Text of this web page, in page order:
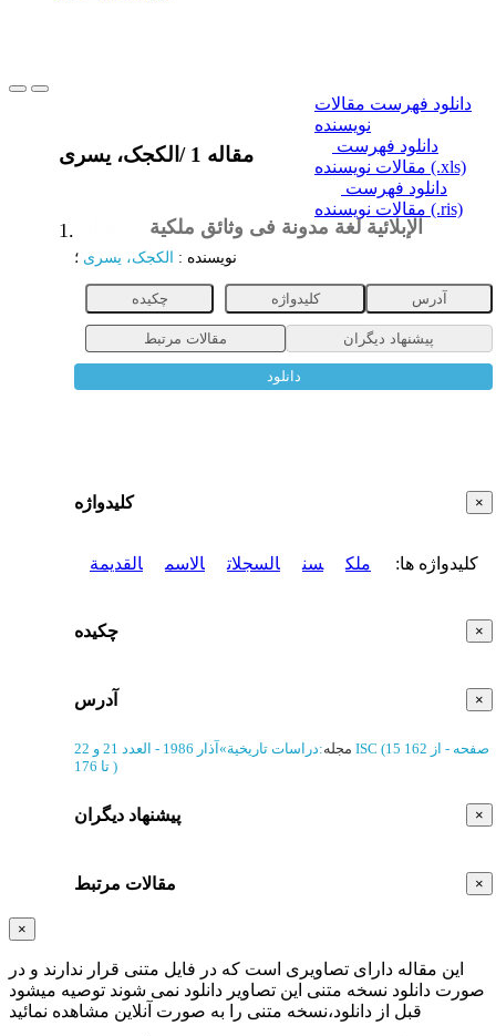
الکجک، یسری/ 1 مقاله
دانلود فهرست مقالات
نویسنده
مقالات نویسنده (.xls)
مقالات نویسنده (.ris)
1. الإبلائیة لغة مدونة فی وثائق ملکیة
نویسنده : الکجک، یسری ؛
چکیده کلیدواژه آدرس
مقالات مرتبط پیشنهاد دیگران
دانلود
× کلیدواژه
کلیدواژه ها: ملک سن السجلات الاسم القدیمة
× چکیده
× آدرس
مجله:دراسات تاریخیة» آذار 1986 - العدد 21 و 22 ISC (‎15 صفحه -
از 162
)
× پیشنهاد دیگران
× مقالات مرتبط
×
این مقاله دارای تصاویری است که در فایل متنی قرار ندارند و در
صورت دانلود نسخه متنی این تصاویر دانلود نمی شوند توصیه میشود
قبل از دانلود،نسخه متنی را به صورت آنلاین مشاهده نمائید